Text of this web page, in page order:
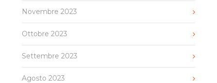
Novembre 2023
Ottobre 2023
Settembre 2023
Agosto 2023